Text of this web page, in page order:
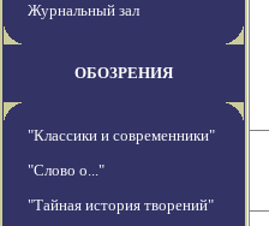
Журнальный зал
ОБОЗРЕНИЯ
"Классики и современники"
"Слово о..."
"Тайная история творений"